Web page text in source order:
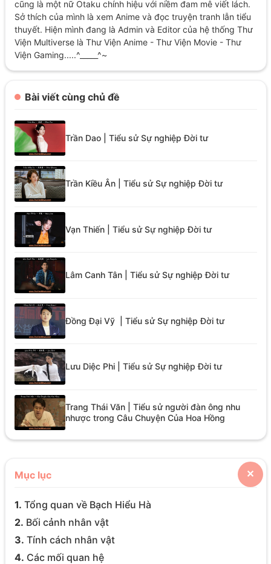
cũng là một nữ Otaku chính hiệu với niềm đam mê viết lách.
Sở thích của mình là xem Anime và đọc truyện tranh lẫn tiểu
thuyết. Hiện mình đang là Admin và Editor của hệ thống Thư
Viện Multiverse là Thư Viện Anime - Thư Viện Movie - Thư
Viện Gaming.....^_____^~
Bài viết cùng chủ đề
Trần Dao | Tiểu sử Sự nghiệp Đời tư
Trần Kiều Ân | Tiểu sử Sự nghiệp Đời tư
Vạn Thiến | Tiểu sử Sự nghiệp Đời tư
Lâm Canh Tân | Tiểu sử Sự nghiệp Đời tư
Đồng Đại Vỹ | Tiểu sử Sự nghiệp Đời tư
Lưu Diệc Phi | Tiểu sử Sự nghiệp Đời tư
Trang Thái Văn | Tiểu sử người đàn ông nhu
nhược trong Câu Chuyện Của Hoa Hồng
✕
Mục lục
1. Tổng quan về Bạch Hiểu Hà
2. Bối cảnh nhân vật
3. Tính cách nhân vật
4. Các mối quan hệ